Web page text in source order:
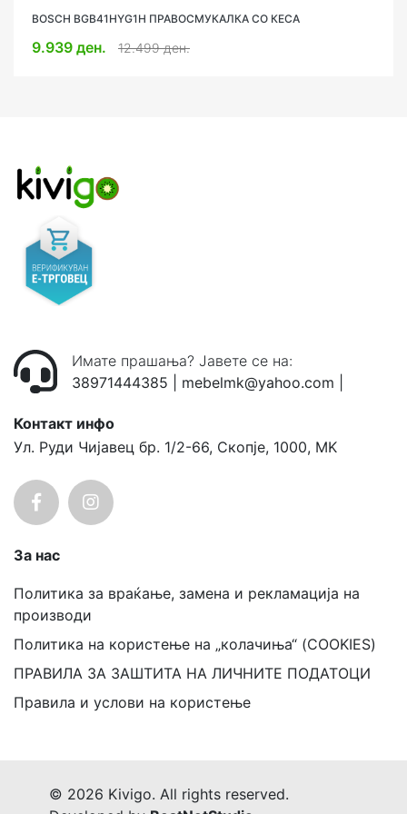
BOSCH BGB41HYG1H ПРАВОСМУКАЛКА СО КЕСА
9.939 ден. 12.499 ден.
ROWENTA RO3786EA ПРАВОСМУКАЛКА СО САД
7.999 ден. 8.999 ден.
Имате прашања? Јавете се на:
38971444385
mebelmk@yahoo.com
Контакт инфо
Ул. Руди Чијавец бр. 1/2-66, Скопје, 1000, MK
За нас
Политика за враќање, замена и рекламација на
производи
Политика на користење на „колачиња“ (COOKIES)
ПРАВИЛА ЗА ЗАШТИТА НА ЛИЧНИТЕ ПОДАТОЦИ
Правила и услови на користење
© 2026 Kivigo. All rights reserved.